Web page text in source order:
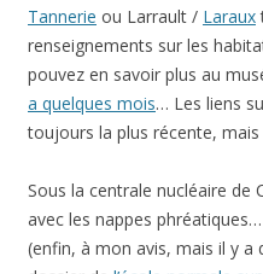
Tannerie ou Larrault / Laraux
renseignements sur les
pouvez en savoir plus au
a quelques mois… Les liens
toujours la plus récente,
Sous la centrale nucléaire de
avec les nappes
(enfin, à mon avis, mais il y